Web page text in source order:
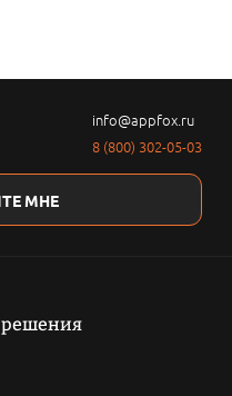
info@appfox.ru
8 (800) 302-05-03
МНЕ